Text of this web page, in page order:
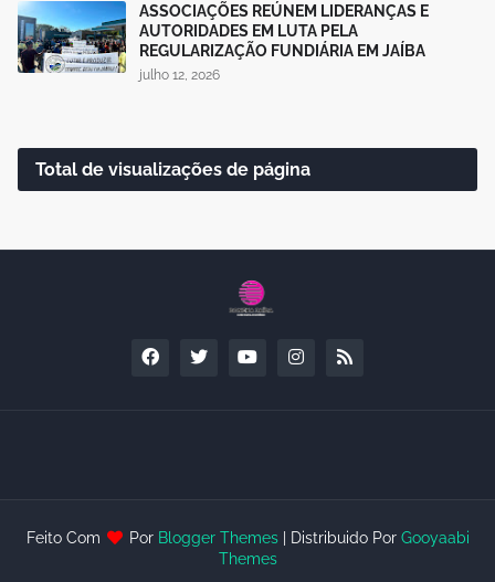
ASSOCIAÇÕES REÚNEM LIDERANÇAS E
AUTORIDADES EM LUTA PELA
REGULARIZAÇÃO FUNDIÁRIA EM JAÍBA
julho 12, 2026
Total de visualizações de página
Feito Com Por Blogger Themes| Distribuido Por Gooyaabi
Themes